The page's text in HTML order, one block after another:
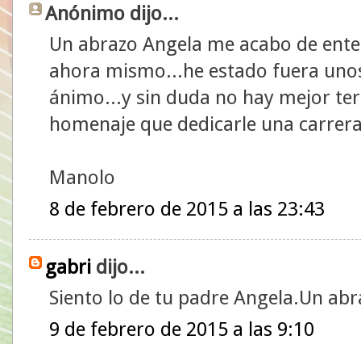
Anónimo dijo...
Un abrazo Angela me acabo de
ahora mismo...he estado fuera
ánimo...y sin duda no hay mejor
homenaje que dedicarle una
Manolo
8 de febrero de 2015 a las 23:43
gabri dijo...
Siento lo de tu padre Angela.Un
9 de febrero de 2015 a las 9:10